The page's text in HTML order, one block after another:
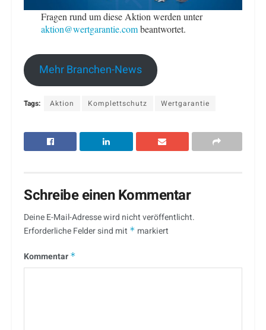
Fragen rund um diese Aktion werden unter
aktion@wertgarantie.combeantwortet.
Mehr Branchen-News
Tags: Aktion Komplettschutz Wertgarantie
Schreibe einen Kommentar
Deine E-Mail-Adresse wird nicht veröffentlicht.
Erforderliche Felder sind mit * markiert
Kommentar *